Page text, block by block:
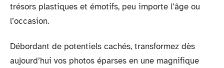
trésors plastiques et émotifs, peu importe l’âge ou
l’occasion.
Débordant de potentiels cachés, transformez dès
aujourd’hui vos photos éparses en une magnifique